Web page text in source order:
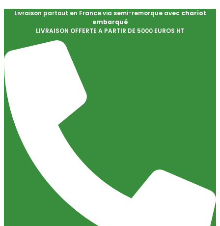
Livraison partout en France via semi-remorque avec chariot
embarqué
LIVRAISON OFFERTE A PARTIR DE 5000 EUROS HT